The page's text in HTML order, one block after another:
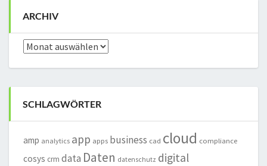
ARCHIV
Archiv
SCHLAGWÖRTER
amp analytics app apps business cad cloud compliance
cosys crm data Daten datenschutz digital